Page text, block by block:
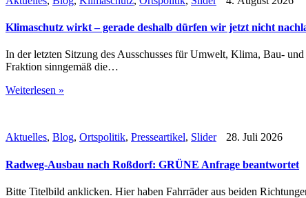
Klimaschutz wirkt – gerade deshalb dürfen wir jetzt nicht
In der letzten Sitzung des Ausschusses für Umwelt, Klima, Bau-
Fraktion sinngemäß die…
Weiterlesen »
Aktuelles, Blog, Ortspolitik, Presseartikel, Slider 28. Juli 2026
Radweg-Ausbau nach Roßdorf: GRÜNE Anfrage beantwortet
Bitte Titelbild anklicken. Hier haben Fahrräder aus beiden